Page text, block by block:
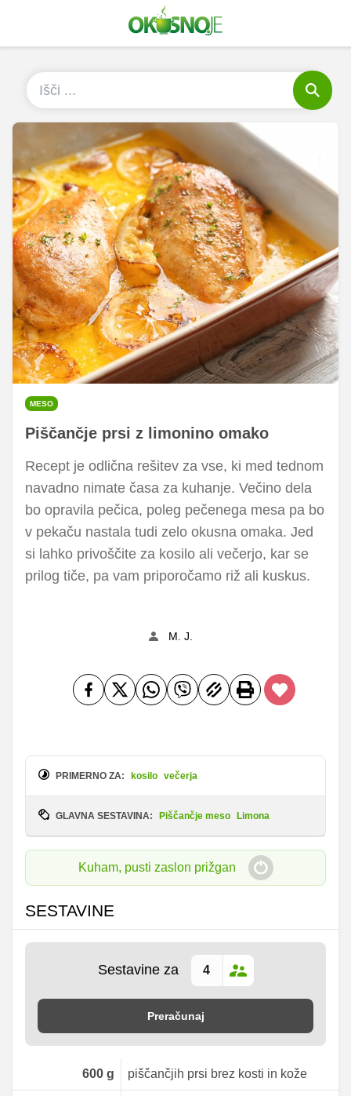
MESO
Piščančje prsi z limonino omako
Recept je odlična rešitev za vse, ki med tednom
navadno nimate časa za kuhanje. Večino dela
bo opravila pečica, poleg pečenega mesa pa bo
v pekaču nastala tudi zelo okusna omaka. Jed
si lahko privoščite za kosilo ali večerjo, kar se
prilog tiče, pa vam priporočamo riž ali kuskus.
M. J.
PRIMERNO ZA: kosilo večerja
GLAVNA SESTAVINA: Piščančje meso Limona
Kuham, pusti zaslon prižgan
SESTAVINE
Sestavine za
Preračunaj
600g piščančjih prsi brez kosti in kože